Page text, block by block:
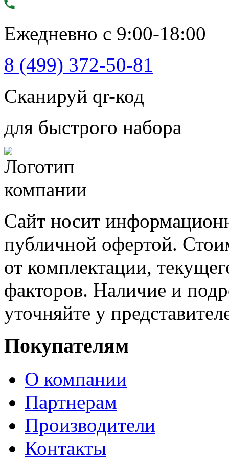
Ежедневно с 9:00-18:00
8 (499) 372-50-81
Сканируй qr-код
для быстрого набора
Сайт носит
публичной офертой.
от комплектации,
факторов. Наличие и
уточняйте у
Покупателям
О компании
Партнерам
Производители
Контакты